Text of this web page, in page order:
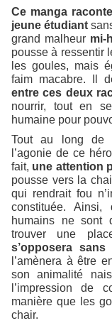
Ce manga
jeune étudiant
grand malheur mi-
pousse à ressentir
les goules, mais
faim macabre. Il
entre ces deux
nourrir, tout en
humaine pour
Tout au long de
l’agonie de ce
fait, une attention
pousse vers la
qui rendrait fou
constituée.
humains ne sont
trouver une
s’opposera
l’amènera à être
son animalité
l’impression de
manière que les
chair.